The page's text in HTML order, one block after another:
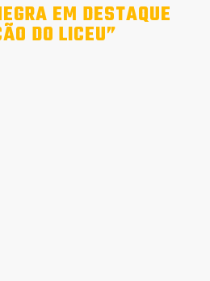
EM DESTAQUE
DO LICEU”